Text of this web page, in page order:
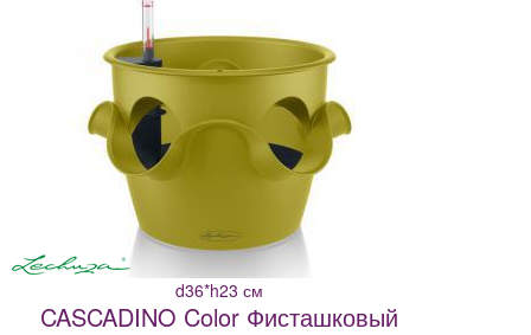
d36*h23 см
CASCADINO Color Фисташковый